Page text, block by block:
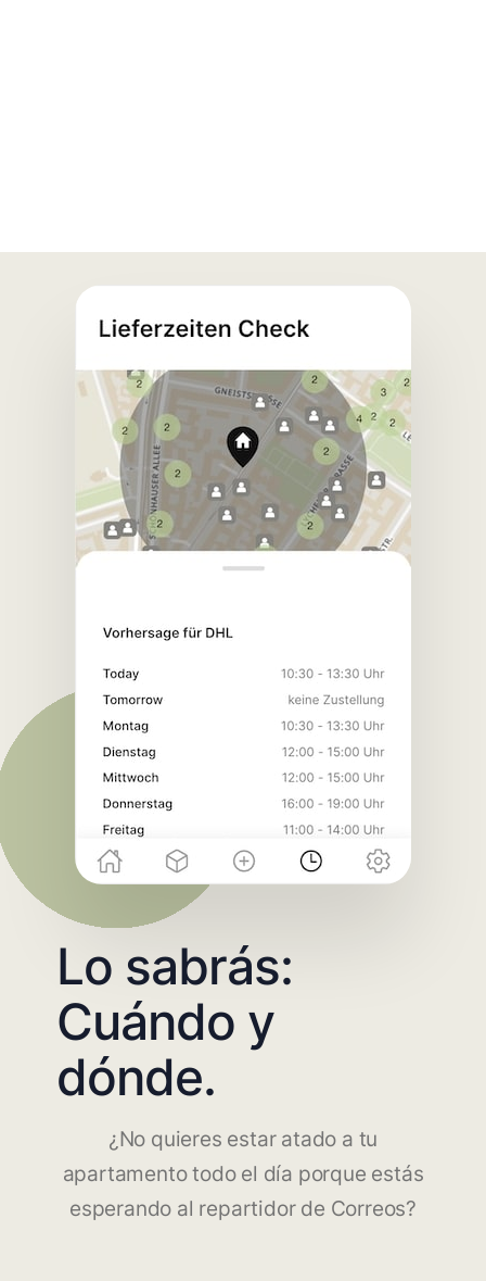
Lo sabrás:
Cuándo y
dónde.
¿No quieres estar atado a tu
apartamento todo el día porque estás
esperando al repartidor de Correos?